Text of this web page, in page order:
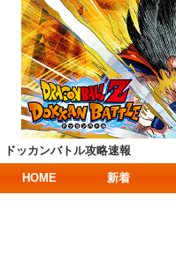
ドッカンバトル攻略速報
HOME 新着